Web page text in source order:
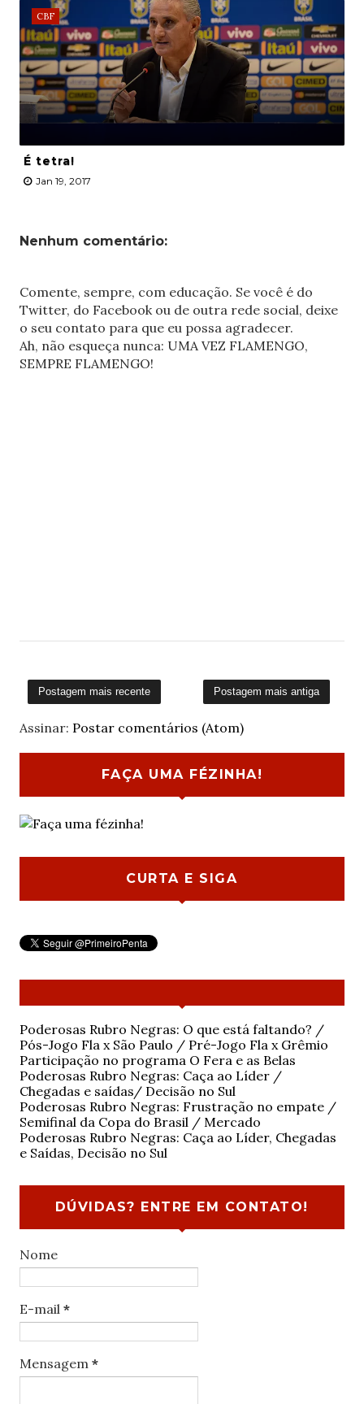
CBF
É tetra!
Jan 19, 2017
Nenhum comentário:
Comente, sempre, com educação. Se você é do
Twitter, do Facebook ou de outra rede social, deixe
o seu contato para que eu possa agradecer.
Ah, não esqueça nunca: UMA VEZ FLAMENGO,
SEMPRE FLAMENGO!
Postagem mais recente Postagem mais antiga
Assinar: Postar comentários (Atom)
FAÇA UMA FÉZINHA!
CURTA E SIGA
Poderosas Rubro Negras: O que está faltando? /
Pós-Jogo Fla x São Paulo / Pré-Jogo Fla x Grêmio
Participação no programa O Fera e as Belas
Poderosas Rubro Negras: Caça ao Líder /
Chegadas e saídas/ Decisão no Sul
Poderosas Rubro Negras: Frustração no empate /
Semifinal da Copa do Brasil / Mercado
Poderosas Rubro Negras: Caça ao Líder, Chegadas
e Saídas, Decisão no Sul
DÚVIDAS? ENTRE EM CONTATO!
Nome
E-mail *
Mensagem *